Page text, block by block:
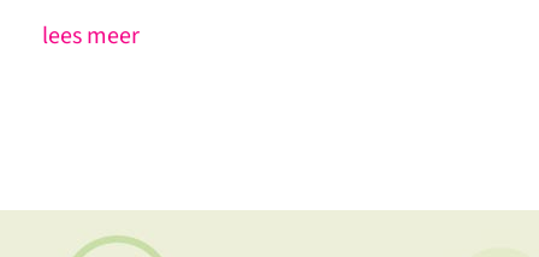
lees meer